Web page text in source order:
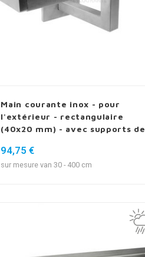
Main courante inox - pour
l'extérieur - rectangulaire
(40x20 mm) - avec supports de
94,75 €
sur mesure van 30 - 400 cm